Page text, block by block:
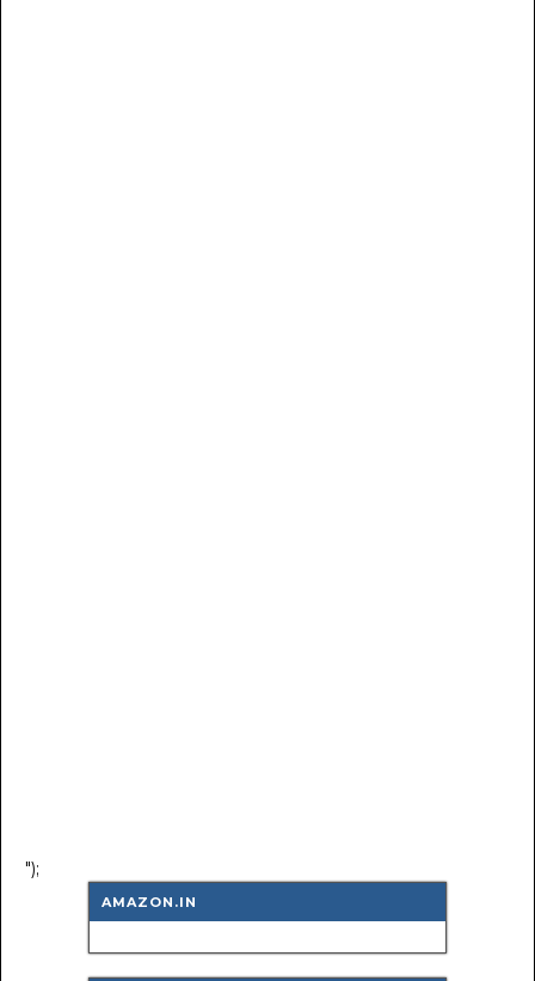
");
AMAZON.IN